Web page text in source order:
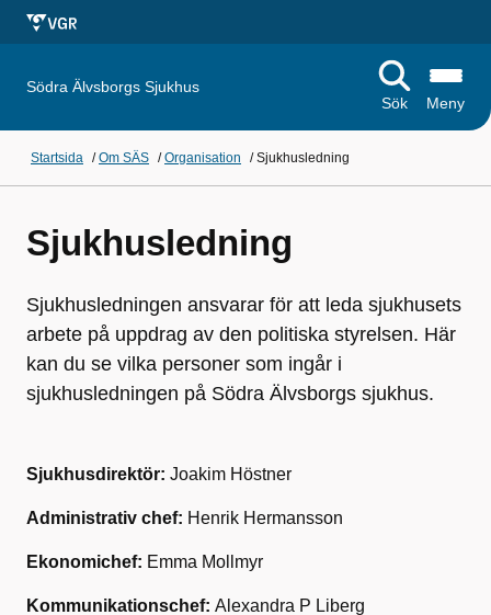
Södra Älvsborgs Sjukhus
Sök
Meny
Startsida /Om SÄS /Organisation /Sjukhusledning
Sjukhusledning
Sjukhusledningen ansvarar för att leda sjukhusets
arbete på uppdrag av den politiska styrelsen. Här
kan du se vilka personer som ingår i
sjukhusledningen på Södra Älvsborgs sjukhus.
Sjukhusdirektör: Joakim Höstner
Administrativ chef: Henrik Hermansson
Ekonomichef: Emma Mollmyr
Kommunikationschef: Alexandra P Liberg